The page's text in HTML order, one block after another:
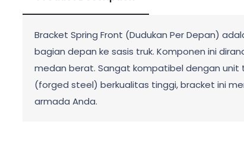
Bracket Spring Front (Dudukan Per Depan)
bagian depan ke sasis truk. Komponen ini
medan berat. Sangat kompatibel dengan unit
(forged steel) berkualitas tinggi, bracket ini
armada Anda.